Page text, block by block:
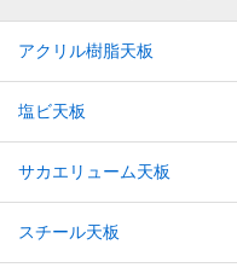
アクリル樹脂天板
塩ビ天板
サカエリューム天板
スチール天板